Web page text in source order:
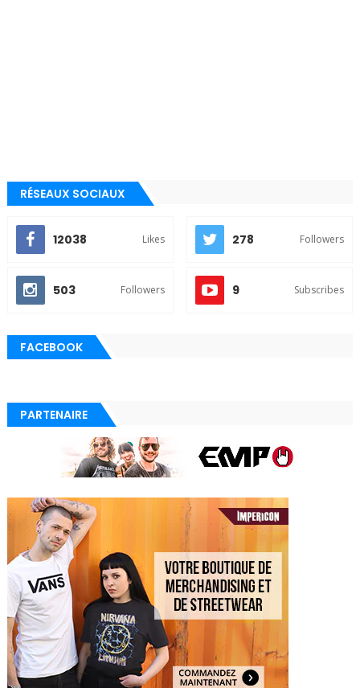
RÉSEAUX SOCIAUX
12038 Likes 278 Followers
503 Followers 9 Subscribes
FACEBOOK
PARTENAIRE